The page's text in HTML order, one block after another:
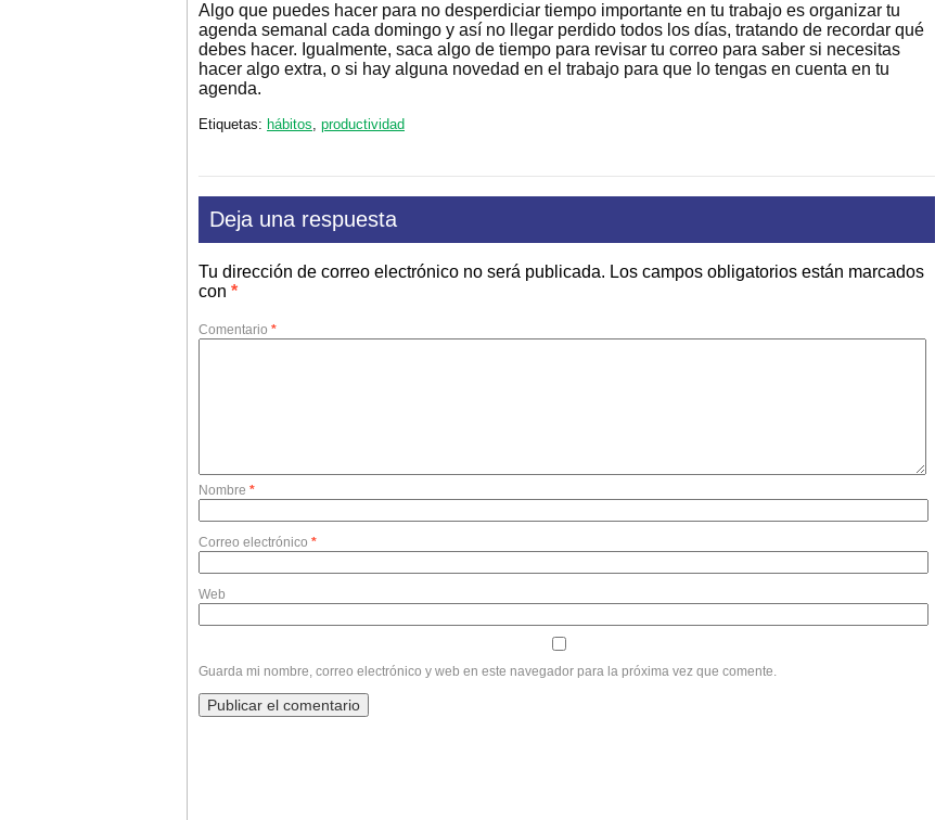
Algo que puedes hacer para no desperdiciar tiempo importante en tu trabajo es organizar tu
agenda semanal cada domingo y así no llegar perdido todos los días, tratando de recordar qué
debes hacer. Igualmente, saca algo de tiempo para revisar tu correo para saber si necesitas
hacer algo extra, o si hay alguna novedad en el trabajo para que lo tengas en cuenta en tu
agenda.
Etiquetas: hábitos, productividad
Deja una respuesta
Tu dirección de correo electrónico no será publicada. Los campos obligatorios están marcados
con *
Comentario *
Nombre *
Correo electrónico *
Web
Guarda mi nombre, correo electrónico y web en este navegador para la próxima vez que comente.